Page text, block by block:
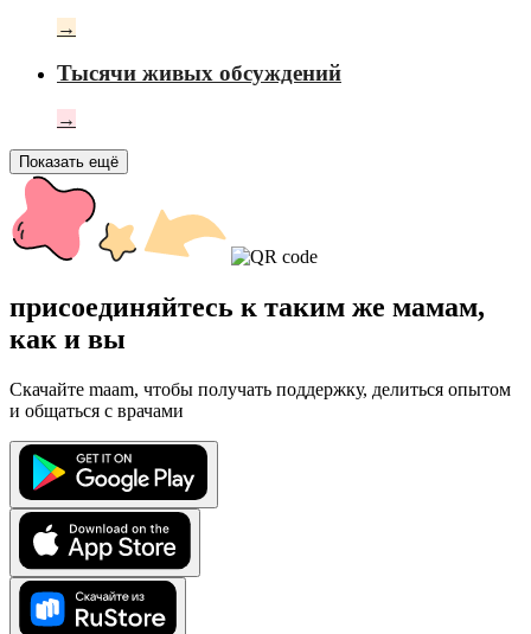
→
Тысячи живых обсуждений
→
Показать ещё
присоединяйтесь к таким же мамам,
как и вы
Скачайте maam, чтобы получать поддержку, делиться опытом
и общаться с врачами